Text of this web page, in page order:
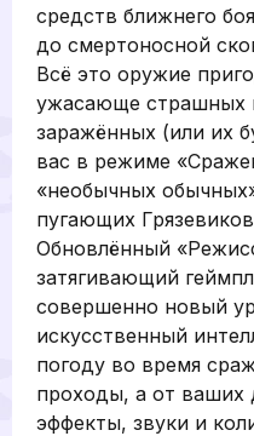
средств ближнего
до смертоносной
Всё это оружие
ужасающе страшных
заражённых (или их
вас в режиме
«необычных
пугающих
Обновлённый
затягивающий
совершенно новый
искусственный
погоду во время
проходы, а от ваших
эффекты, звуки и